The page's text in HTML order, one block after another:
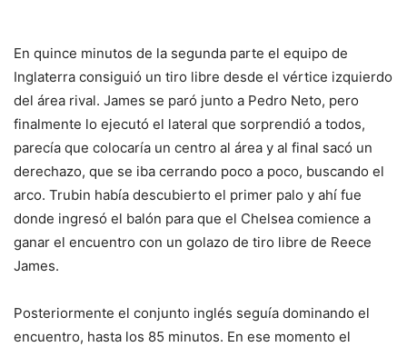
En quince minutos de la segunda parte el equipo de
Inglaterra consiguió un tiro libre desde el vértice izquierdo
del área rival. James se paró junto a Pedro Neto, pero
finalmente lo ejecutó el lateral que sorprendió a todos,
parecía que colocaría un centro al área y al final sacó un
derechazo, que se iba cerrando poco a poco, buscando el
arco. Trubin había descubierto el primer palo y ahí fue
donde ingresó el balón para que el Chelsea comience a
ganar el encuentro con un golazo de tiro libre de Reece
James.
Posteriormente el conjunto inglés seguía dominando el
encuentro, hasta los 85 minutos. En ese momento el